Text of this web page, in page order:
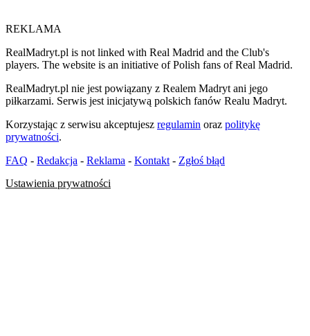
REKLAMA
RealMadryt.pl is not linked with Real Madrid and the Club's
players. The website is an initiative of Polish fans of Real Madrid.
RealMadryt.pl nie jest powiązany z Realem Madryt ani jego
piłkarzami. Serwis jest inicjatywą polskich fanów Realu Madryt.
Korzystając z serwisu akceptujesz regulamin oraz politykę
prywatności.
FAQ - Redakcja - Reklama - Kontakt - Zgłoś błąd
Ustawienia prywatności